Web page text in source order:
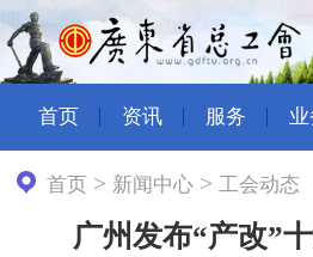
首页 资讯 服务
首页 > 新闻中心 > 工会动态
广州发布“产改”